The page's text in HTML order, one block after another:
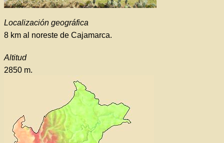
Localización geográfica
8 km al noreste de Cajamarca.
Altitud
2850 m.